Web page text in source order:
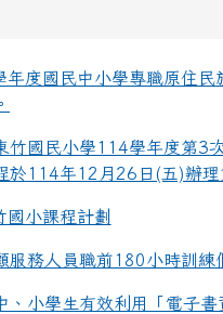
度國民中小學專職原住民
竹國民小學114學年度第3
於114年12月26日(五)辦
小課程計劃
服務人員職前180小時訓
、小學生有效利用「電子